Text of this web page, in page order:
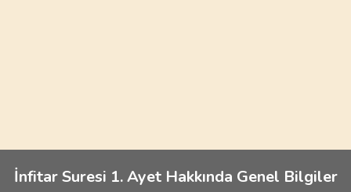
İnfitar Suresi 1. Ayet Hakkında Genel Bilgiler